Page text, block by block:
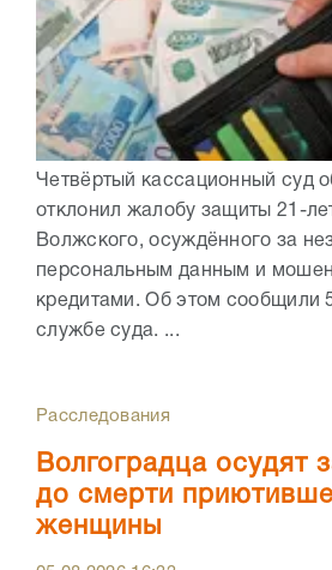
Четвёртый кассационный суд
отклонил жалобу защиты 21-
Волжского, осуждённого за
персональным данным и
кредитами. Об этом сообщили
службе суда. ...
Расследования
Волгоградца осудят
до смерти
женщины